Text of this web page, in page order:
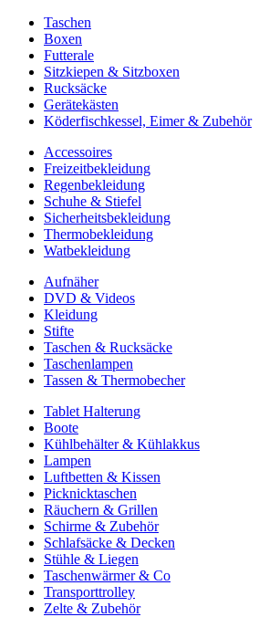
Taschen
Boxen
Futterale
Sitzkiepen & Sitzboxen
Rucksäcke
Gerätekästen
Köderfischkessel, Eimer & Zubehör
Accessoires
Freizeitbekleidung
Regenbekleidung
Schuhe & Stiefel
Sicherheitsbekleidung
Thermobekleidung
Watbekleidung
Aufnäher
DVD & Videos
Kleidung
Stifte
Taschen & Rucksäcke
Taschenlampen
Tassen & Thermobecher
Tablet Halterung
Boote
Kühlbehälter & Kühlakkus
Lampen
Luftbetten & Kissen
Picknicktaschen
Räuchern & Grillen
Schirme & Zubehör
Schlafsäcke & Decken
Stühle & Liegen
Taschenwärmer & Co
Transporttrolley
Zelte & Zubehör